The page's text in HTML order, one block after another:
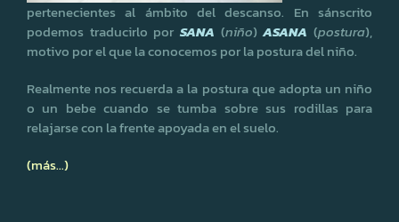
pertenecientes al ámbito del descanso. En sánscrito
podemos traducirlo por SANA (niño)ASANA (postura),
motivo por el que la conocemos por la postura del niño.
Realmente nos recuerda a la postura que adopta un niño
o un bebe cuando se tumba sobre sus rodillas para
relajarse con la frente apoyada en el suelo.
(más…)